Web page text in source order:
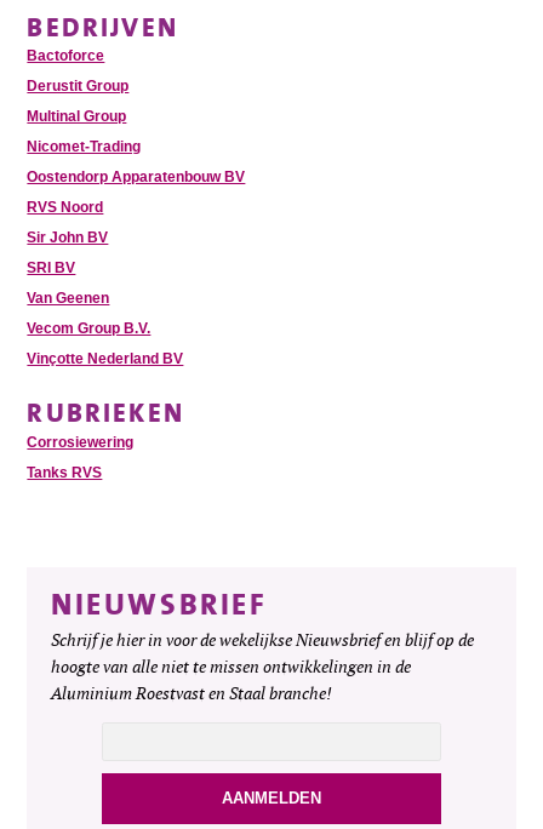
BEDRIJVEN
Bactoforce
Derustit Group
Multinal Group
Nicomet-Trading
Oostendorp Apparatenbouw BV
RVS Noord
Sir John BV
SRI BV
Van Geenen
Vecom Group B.V.
Vinçotte Nederland BV
RUBRIEKEN
Corrosiewering
Tanks RVS
NIEUWSBRIEF
Schrijf je hier in voor de wekelijkse Nieuwsbrief en blijf op de
hoogte van alle niet te missen ontwikkelingen in de
Aluminium Roestvast en Staal branche!